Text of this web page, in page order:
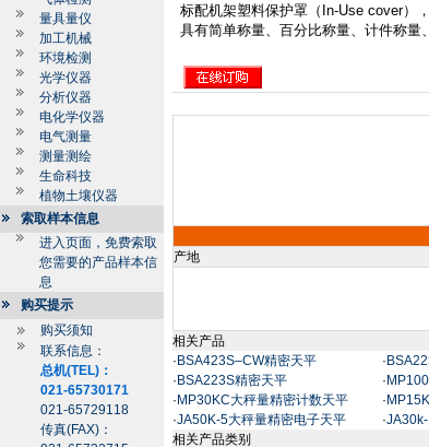
量具量仪
加工机械
环境检测
光学仪器
分析仪器
电化学仪器
电气测量
测量测绘
生命科技
植物土壤仪器
索取样本信息
进入页面，免费索取
您需要的产品样本信
息
购买提示
购买须知
联系信息：
总机(TEL)：
021-65730171
021-65729118
传真(FAX)：
标配机架塑料保护罩（ In-Use cover）
具有简单称量、百分比称量、计件称量
产地
相关产品
· BSA423S–CW精密天平 ·
· BSA223S精密天平 ·
· MP30KC大秤量精密计数天平 ·
·JA50K-5大秤量精密电子天平 ·
相关产品类别